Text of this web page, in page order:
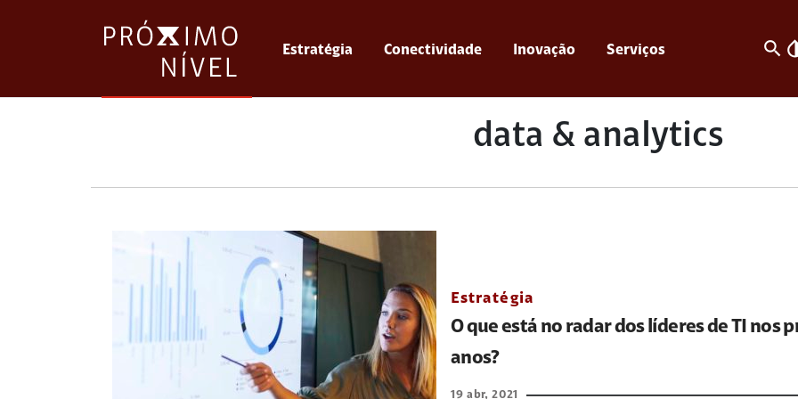
Estratégia Conectividade Inovação Serviços search
data & analytics
Estratégia
O que está no radar dos líderes de TI nos
anos?
19 abr, 2021